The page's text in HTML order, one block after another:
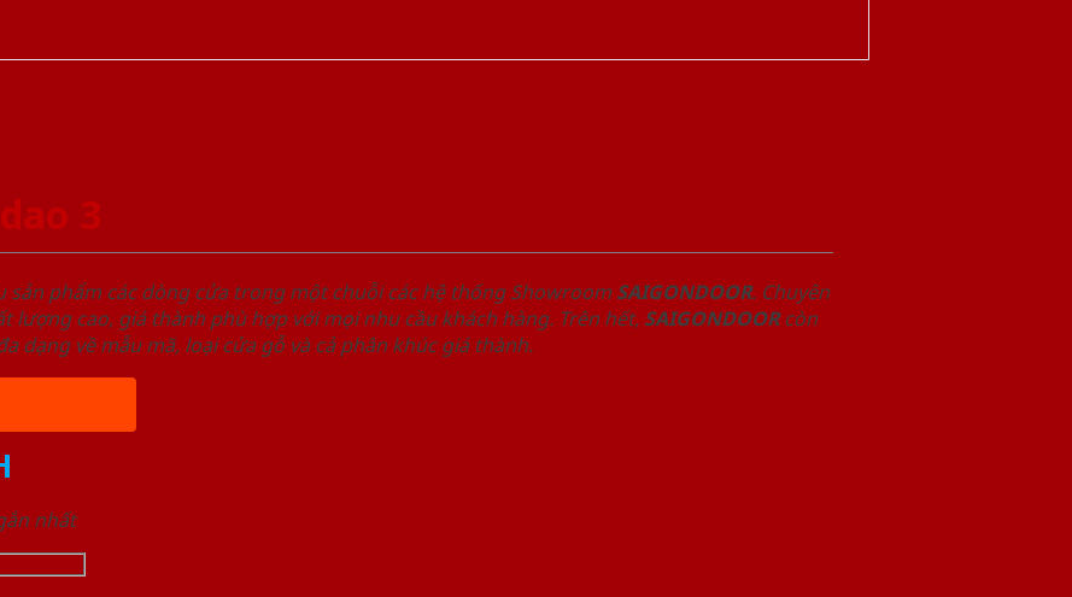
3
phẩm các dòng cửa trong một chuỗi các hệ thống Showroom SAIGONDOOR. Chuyên
cao, giá thành phù hợp với mọi nhu cầu khách hàng. Trên hết, SAIGONDOORcòn
dạng về mẫu mã, loại cửa gỗ và cả phân khúc giá thành.
nhất